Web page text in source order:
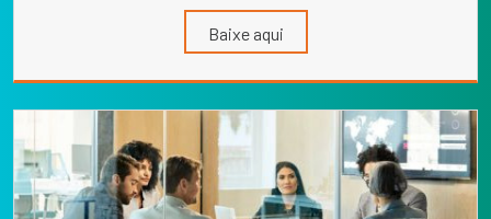
Baixe aqui